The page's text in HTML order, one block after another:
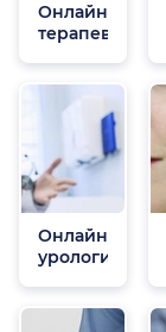
Онлайн
терапевты
Онлайн
урологи